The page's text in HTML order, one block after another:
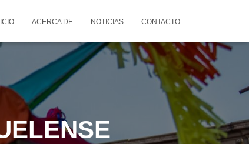
ACERCA DE NOTICIAS CONTACTO